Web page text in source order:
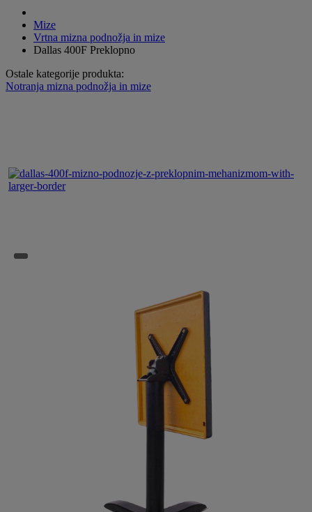
Mize
Vrtna mizna podnožja in mize
Dallas 400F Preklopno
Ostale kategorije produkta:
Notranja mizna podnožja in mize